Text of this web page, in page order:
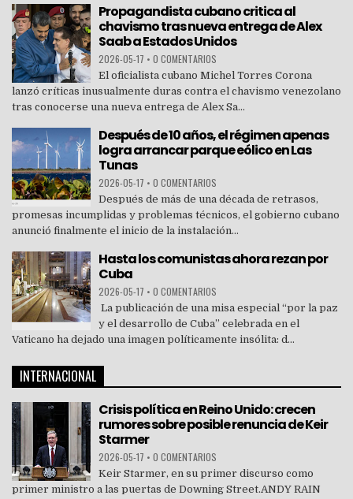
Propagandista cubano critica al
chavismo tras nueva entrega de Alex
Saab a Estados Unidos
2026-05-17 • 0 COMENTARIOS
El oficialista cubano Michel Torres Corona
lanzó críticas inusualmente duras contra el chavismo venezolano
tras conocerse una nueva entrega de Alex Sa...
Después de 10 años, el régimen apenas
logra arrancar parque eólico en Las
Tunas
2026-05-17 • 0 COMENTARIOS
Después de más de una década de retrasos,
promesas incumplidas y problemas técnicos, el gobierno cubano
anunció finalmente el inicio de la instalación...
Hasta los comunistas ahora rezan por
Cuba
2026-05-17 • 0 COMENTARIOS
La publicación de una misa especial “por la paz
y el desarrollo de Cuba” celebrada en el
Vaticano ha dejado una imagen políticamente insólita: d...
INTERNACIONAL
Crisis política en Reino Unido: crecen
rumores sobre posible renuncia de Keir
Starmer
2026-05-17 • 0 COMENTARIOS
Keir Starmer, en su primer discurso como
primer ministro a las puertas de Downing Street.ANDY RAIN